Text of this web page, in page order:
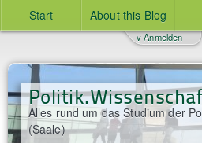
Start About this Blog
Alles rund um das Studium der
(Saale)
v Anmelden